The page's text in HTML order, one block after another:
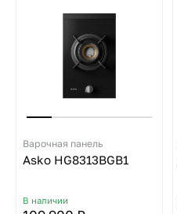
Варочная панель
Asko HG8313BGB1
В наличии